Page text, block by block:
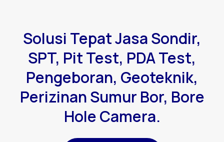
Solusi Tepat Jasa Sondir,
SPT, Pit Test, PDA Test,
Pengeboran, Geoteknik,
Perizinan Sumur Bor, Bore
Hole Camera.